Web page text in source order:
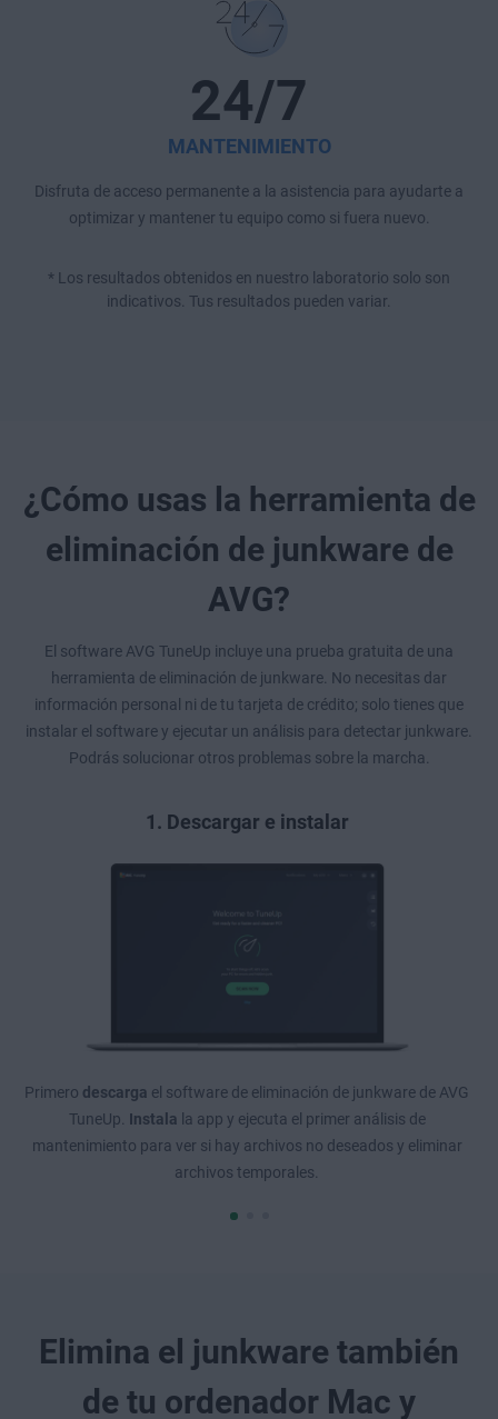
24/7
MANTENIMIENTO
Disfruta de acceso permanente a la asistencia para ayudarte a
optimizar y mantener tu equipo como si fuera nuevo.
* Los resultados obtenidos en nuestro laboratorio solo son
indicativos. Tus resultados pueden variar.
¿Cómo usas la herramienta de
eliminación de junkware de
AVG?
El software AVG TuneUp incluye una prueba gratuita de una
herramienta de eliminación de junkware. No necesitas dar
información personal ni de tu tarjeta de crédito; solo tienes que
instalar el software y ejecutar un análisis para detectar junkware.
Podrás solucionar otros problemas sobre la marcha.
1. Descargar e instalar
Primero descarga el software de eliminación de junkware de AVG
TuneUp. Instala la app y ejecuta el primer análisis de
mantenimiento para ver si hay archivos no deseados y eliminar
archivos temporales.
Elimina el junkware también
de tu ordenador Mac y